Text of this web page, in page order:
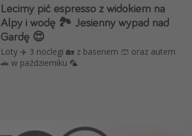
Lecimy pić espresso z widokiem na
Alpy i wodę 🏞️ Jesienny wypad nad
Gardę 😍
Loty ✈️ 3 noclegi 🏡 z basenem 🩳 oraz autem
🚗 w październiku 🦜